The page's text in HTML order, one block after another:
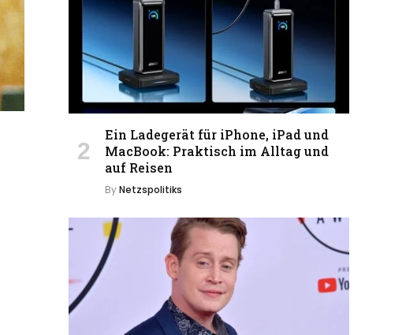
Ein Ladegerät für iPhone, iPad und
MacBook: Praktisch im Alltag und
auf Reisen
ByNetzspolitiks